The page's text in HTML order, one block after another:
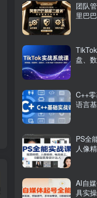
团队
里巴
盘、
C++
语言
PS全
人像
AI自
具实